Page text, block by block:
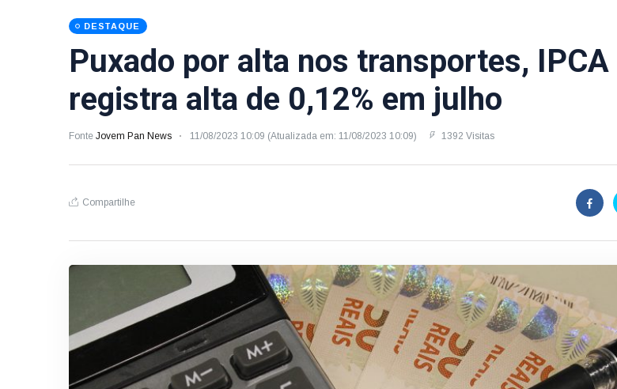
DESTAQUE
Puxado por alta nos transportes, IPCA
registra alta de 0,12% em julho
Fonte Jovem Pan News 11/08/2023 10:09 (Atualizada em: 11/08/2023 10:09) 1392 Visitas
Compartilhe